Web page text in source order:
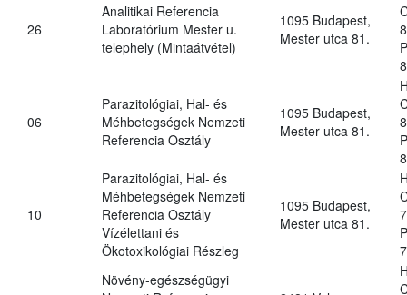
26
Analitikai Referencia
Laboratórium Mester u.
telephely (Mintaátvétel)
1095 Budapest,
Mester utca 81.
06
Parazitológiai, Hal- és
Méhbetegségek Nemzeti
Referencia Osztály
1095 Budapest,
Mester utca 81.
10
Parazitológiai, Hal- és
Méhbetegségek Nemzeti
Referencia Osztály
Vízélettani és
Ökotoxikológiai Részleg
1095 Budapest,
Mester utca 81.
Növény-egészségügyi